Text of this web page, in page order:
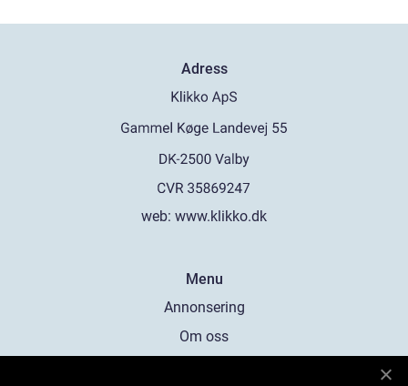
Adress
web: www.klikko.dk
Menu
Annonsering
Om oss